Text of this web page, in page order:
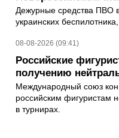
Дежурные средства ПВО
украинских
08-08-2026 (09:41)
Российские
получению
Международный союз
российским фигуристам
в турнирах.